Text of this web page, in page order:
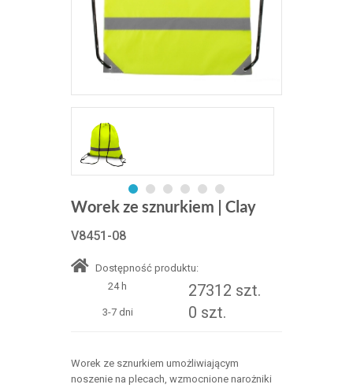
Worek ze sznurkiem | Clay
V8451-08
Dostępność produktu:
24 h
27312 szt.
3-7 dni 0 szt.
Worek ze sznurkiem umożliwiającym
noszenie na plecach, wzmocnione narożniki